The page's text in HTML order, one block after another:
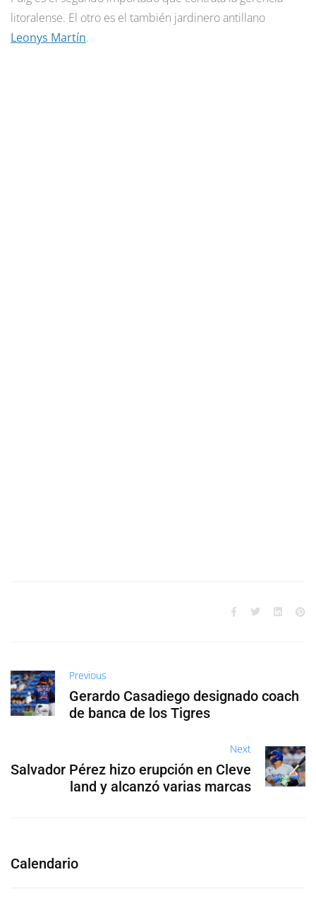
litoralense. El otro es el también jardinero antillano
Leonys Martín.
Previous
Gerardo Casadiego designado coach
de banca de los Tigres
Next
Salvador Pérez hizo erupción en Cleve
land y alcanzó varias marcas
Calendario